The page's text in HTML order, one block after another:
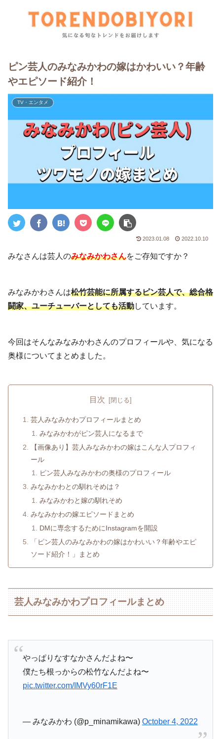
ピン芸人のみなみかわの嫁はかわいい？年齢
やエピソード紹介！
TV・エンタメ
2023.01.08 2022.10.10
みなさんは芸人のみなみかわさんをご存知ですか？
みなみかわさんは松竹芸能に所属するピン芸人で、総合格
闘家、ユーチューバーとしても活動しています。
今回はそんなみなみかわさんのプロフィールや、気になる
奥様についてまとめました。
目次
芸人みなみかわプロフィールまとめ
みなみかわがピン芸人になるまで
【画像あり】芸人みなみかわの嫁はこんな人プロフィ
ール
ピン芸人みなみかわの奥様のプロフィール
みなみかわとの馴れそめは？
みなみかわと嫁の馴れそめ
みなみかわの嫁エピソードまとめ
DMに専念するためにInstagramを開設
「ピン芸人のみなみかわの嫁はかわいい？年齢やエピ
ソード紹介！」まとめ
芸人みなみかわプロフィールまとめ
やっぱりなすなかさんだよね〜
僕たち根っからの松竹なんだよね〜
pic.twitter.com/IMVy60rF1E
— みなみかわ (@p_minamikawa) October 4, 2022